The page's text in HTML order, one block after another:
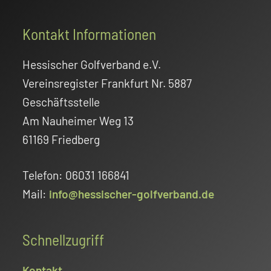
FooterKontakt Informationen
Hessischer Golfverband e.V.
Vereinsregister Frankfurt Nr. 5887
Geschäftsstelle
Am Nauheimer Weg 13
61169 Friedberg
Telefon: 06031 166841
Mail: info@hessischer-golfverband.de
Schnellzugriff